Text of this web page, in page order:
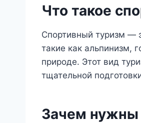
Что такое
Спортивный туризм —
такие как альпинизм,
природе. Этот вид
тщательной
Зачем нужны